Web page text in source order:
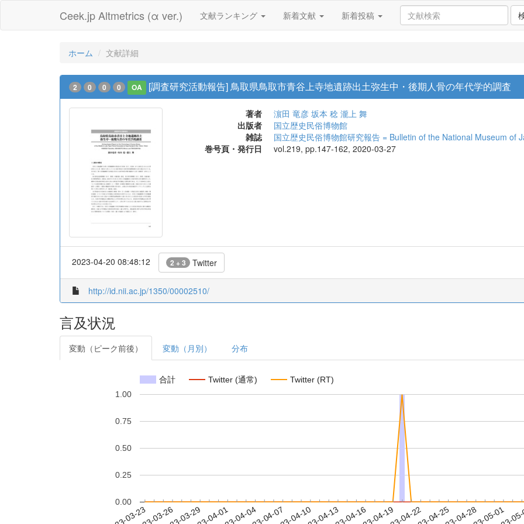
Ceek.jp Altmetrics (α ver.) 文献ランキング 新着文献 新着投稿
ホーム 文献詳細
2 0 0 0 OA [調査研究活動報告] 鳥取県鳥取市青谷上寺地遺跡出土弥生中・後期人骨の年代学的調査
著者 濵田 竜彦 坂本 稔 瀧上 舞
出版者
国立歴史民俗博物館
雑誌
国立歴史民俗博物館研究報告 = Bulletin of the National Museum of
巻号頁・発行日
vol.219, pp.147-162, 2020-03-27
2023-04-20 08:48:12 2 + 3 Twitter
http://id.nii.ac.jp/1350/00002510/
言及状況
変動（ピーク前後） 変動（月別） 分布
合計 Twitter (通常) Twitter (RT)
0.00
0.25
0.50
0.75
1.00